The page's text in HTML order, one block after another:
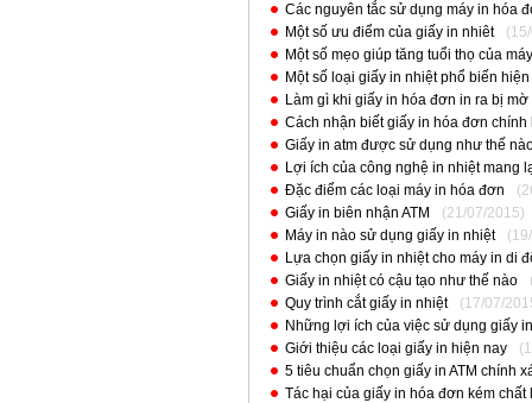
Các nguyên tắc sử dụng máy in hóa
Một số ưu điểm của giấy in nhiêt
Một số mẹo giúp tăng tuổi thọ của
Một số loại giấy in nhiệt phổ biến
Làm gì khi giấy in hóa đơn in ra bị mờ
Cách nhận biết giấy in hóa đơn chính
Giấy in atm được sử dụng như thế
Lợi ích của công nghệ in nhiệt mang
Đặc điểm các loại máy in hóa đơn
Giấy in biên nhận ATM
(21/07/2015)
Máy in nào sử dụng giấy in nhiệt
Lựa chọn giấy in nhiệt cho máy in di
Giấy in nhiệt có cậu tạo như thế nào
Quy trình cắt giấy in nhiệt
(17/07/
Những lợi ích của việc sử dụng giấy
Giới thiệu các loại giấy in hiện nay
5 tiêu chuẩn chọn giấy in ATM chính
Tác hại của giấy in hóa đơn kém chất